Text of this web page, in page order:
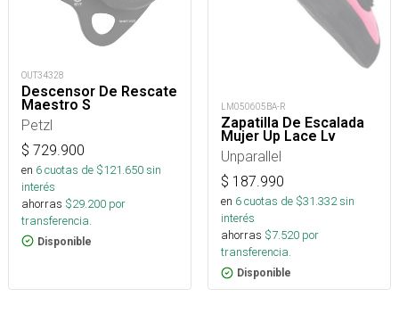
OUT34328
Descensor De Rescate
Maestro S
Petzl
$ 729.900
en 6cuotas de $121.650sin
interés
ahorras $29.200 por
transferencia.
Disponible
LM050605BA-R
Zapatilla De Escalada
Mujer Up Lace Lv
Unparallel
$ 187.990
en 6cuotas de $31.332sin
interés
ahorras $7.520 por
transferencia.
Disponible